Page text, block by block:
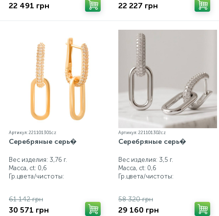
22 491 грн 22 227 грн
Артикул: 221101301cz
Серебряные серь�
Вес изделия: 3,76 г.
Масса, ct: 0,6
Гр.цвета/чистоты:
61 142 грн
30 571 грн
Артикул: 221101302cz
Серебряные серь�
Вес изделия: 3,5 г.
Масса, ct: 0,6
Гр.цвета/чистоты:
58 320 грн
29 160 грн